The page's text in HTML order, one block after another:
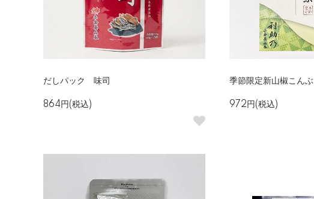
だしパック 味司
864円(税込)
季節限定新山椒こんぶ
972円(税込)